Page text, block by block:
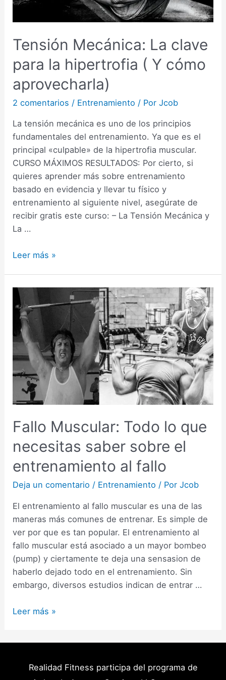
Tensión Mecánica: La clave
para la hipertrofia ( Y cómo
aprovecharla)
2 comentarios / Entrenamiento / PorJcob
La tensión mecánica es uno de los principios
fundamentales del entrenamiento. Ya que es el
principal «culpable» de la hipertrofia muscular.
CURSO MÁXIMOS RESULTADOS: Por cierto, si
quieres aprender más sobre entrenamiento
basado en evidencia y llevar tu físico y
entrenamiento al siguiente nivel, asegúrate de
recibir gratis este curso: – La Tensión Mecánica y
La …
Tensión
clave
para
hipertrofia
(
Y
cómo
aprovecharla)
Leer más »
Fallo Muscular: Todo lo que
necesitas saber sobre el
entrenamiento al fallo
Deja un comentario / Entrenamiento / PorJcob
El entrenamiento al fallo muscular es una de las
maneras más comunes de entrenar. Es simple de
ver por que es tan popular. El entrenamiento al
fallo muscular está asociado a un mayor bombeo
(pump) y ciertamente te deja una sensasion de
haberlo dejado todo en el entrenamiento. Sin
embargo, diversos estudios indican de entrar …
Fallo
Leer más »
Realidad Fitness participa del programa de